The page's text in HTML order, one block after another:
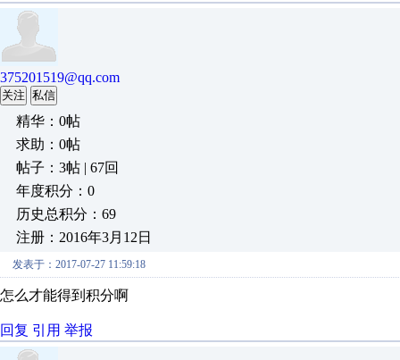
375201519@qq.com
关注 私信
精华：0帖
求助：0帖
帖子：3帖 | 67回
年度积分：0
历史总积分：69
注册：2016年3月12日
发表于：2017-07-27 11:59:18
怎么才能得到积分啊
回复 引用 举报